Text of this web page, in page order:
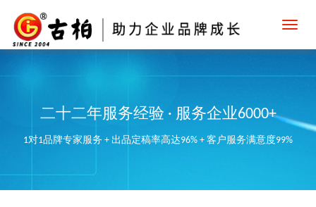
二十二年服务经验 · 服务企业6000+
1对1品牌专家服务 + 出品定稿率高达96% + 客户服务满意度99%